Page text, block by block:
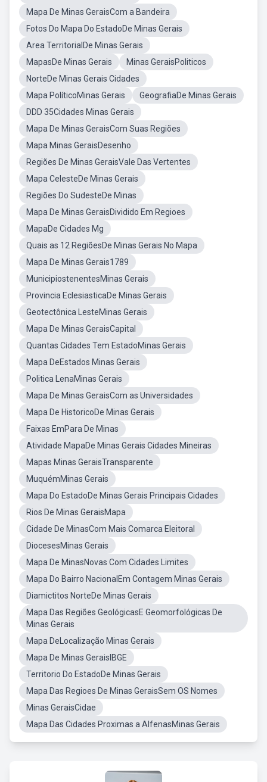
Mapa De Minas GeraisCom a Bandeira
Fotos Do Mapa Do EstadoDe Minas Gerais
Area TerritorialDe Minas Gerais
MapasDe Minas Gerais
Minas GeraisPoliticos
NorteDe Minas Gerais Cidades
Mapa PolíticoMinas Gerais
GeografiaDe Minas Gerais
DDD 35Cidades Minas Gerais
Mapa De Minas GeraisCom Suas Regiões
Mapa Minas GeraisDesenho
Regiões De Minas GeraisVale Das Vertentes
Mapa CelesteDe Minas Gerais
Regiões Do SudesteDe Minas
Mapa De Minas GeraisDividido Em Regioes
MapaDe Cidades Mg
Quais as 12 RegiõesDe Minas Gerais No Mapa
Mapa De Minas Gerais1789
MunicipiostenentesMinas Gerais
Provincia EclesiasticaDe Minas Gerais
Geotectônica LesteMinas Gerais
Mapa De Minas GeraisCapital
Quantas Cidades Tem EstadoMinas Gerais
Mapa DeEstados Minas Gerais
Politica LenaMinas Gerais
Mapa De Minas GeraisCom as Universidades
Mapa De HistoricoDe Minas Gerais
Faixas EmPara De Minas
Atividade MapaDe Minas Gerais Cidades Mineiras
Mapas Minas GeraisTransparente
MuquémMinas Gerais
Mapa Do EstadoDe Minas Gerais Principais Cidades
Rios De Minas GeraisMapa
Cidade De MinasCom Mais Comarca Eleitoral
DiocesesMinas Gerais
Mapa De MinasNovas Com Cidades Limites
Mapa Do Bairro NacionalEm Contagem Minas Gerais
Diamictitos NorteDe Minas Gerais
Mapa Das Regiões GeológicasE Geomorfológicas De
Minas Gerais
Mapa DeLocalização Minas Gerais
Mapa De Minas GeraisIBGE
Territorio Do EstadoDe Minas Gerais
Mapa Das Regioes De Minas GeraisSem OS Nomes
Minas GeraisCidae
Mapa Das Cidades Proximas a AlfenasMinas Gerais